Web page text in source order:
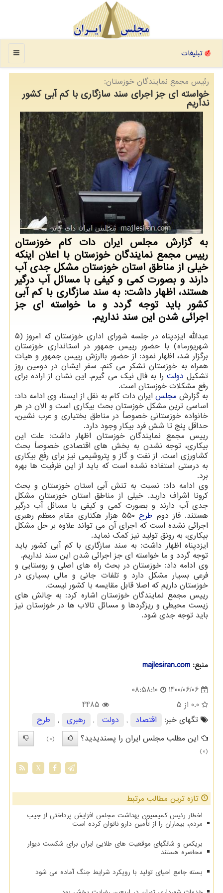
منو تبلیغات
رئیس مجمع نمایندگان خوزستان:
خواسته ای جز اجرای سند سازگاری با کم آبی کشور
نداریم
به گزارش مجلس ایران دات کام خوزستان
رییس مجمع نمایندگان خوزستان با اعلان اینکه
خیلی از مناطق استان خوزستان مشکل جدی آب
دارند و بصورت کمی و کیفی با مسائل آب درگیر
هستند، اظهار داشت: به سند سازگاری با کم آبی
کشور باید توجه گردد و ما خواسته ای جز
اجرائی شدن این سند نداریم.
عبدالله ایزدپناه در جلسه شورای اداری خوزستان که امروز (۵
شهریورماه) با حضور رییس جمهور در استانداری خوزستان
برگزار شد، اظهار نمود: از حضور باارزش رییس جمهور و هیات
همراه به خوزستان تشکر می کنم. سفر ایشان در دومین روز
تشکیل دولت را به فال نیک می گیرم. این نشان از اراده برای
رفع مشکلات خوزستان است.
به گزارش مجلس ایران دات کام به نقل از ایسنا، وی ادامه داد:
اساسی ترین مشکل خوزستان بحث بیکاری است و الان در هر
خانواده خوزستانی خصوصاً در مناطق بختیاری و عرب نشین،
حداقل پنج تا شش فرد بیکار وجود دارد.
رییس مجمع نمایندگان خوزستان اظهار داشت: علت این
بیکاری، توجه نشدن به بخش های اقتصادی خصوصاً بحث
کشاورزی است. از نفت و گاز و پتروشیمی نیز برای رفع بیکاری
به درستی استفاده نشده است که باید از این ظرفیت ها بهره
برد.
وی ادامه داد: نسبت به تنش آبی استان خوزستان و بحث
کرونا اشراف دارید. خیلی از مناطق استان خوزستان مشکل
جدی آب دارند و بصورت کمی و کیفی با مسائل آب درگیر
هستند. فاز دوم طرح
۵۵۰ هزار هکتاری مقام معظم رهبری
اجرائی نشده است که اجرای آن می تواند علاوه بر حل مشکل
بیکاری، به رونق تولید نیز کمک نماید.
ایزدپناه اظهار داشت: به سند سازگاری با کم آبی کشور باید
توجه گردد و ما خواسته ای جز اجرائی شدن این سند نداریم.
وی ادامه داد: خوزستان در بحث راه های اصلی و روستایی و
فرعی بسیار مشکل دارد و تلفات جانی و مالی بسیاری در
خوزستان داریم که اصلا قابل مقایسه با کشور نیست.
رییس مجمع نمایندگان خوزستان اشاره کرد: به چالش های
زیست محیطی و ریزگردها و مسائل تالاب ها در خوزستان نیز
باید توجه جدی شود.
منبع: majlesiran.com
1400/06/06
08:58:10
0.0 از 5
4485
تگهای خبر:
اقتصاد , دولت , رهبری ,
طرح
این مطلب مجلس ایران را پسندیدید؟
(0)
(0)
X
تازه ترین مطالب مرتبط
اخطار رئیس کمیسیون بهداشت مجلس افزایش پرداختی از جیب
مردم، بیماران را از تأمین دارو ناتوان کرده است
بریکس و شانگهای موقعیت های طلایی ایران برای شکست دیوار
محاصره هستند
بسته جامع احیای تولید با رویکرد شرایط جنگ آماده می شود